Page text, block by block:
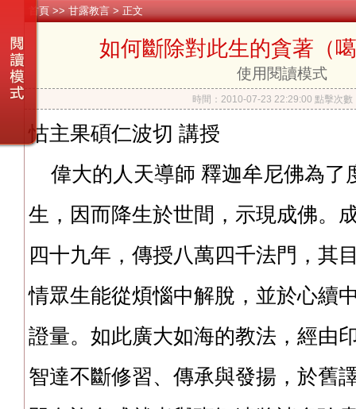
首頁 >> 甘露教言 > 正文
如何斷除對此生的貪著（
使用閱讀模式
時間：2010-07-23 22:29:00 點擊次數
怙主果碩仁波切 講授
偉大的人天導師 釋迦牟尼佛為了
生，因而降生於世間，示現成佛。
四十九年，傳授八萬四千法門，其
情眾生能從煩惱中解脫，並於心續
證量。如此廣大如海的教法，經由
智達不斷修習、傳承與發揚，於舊